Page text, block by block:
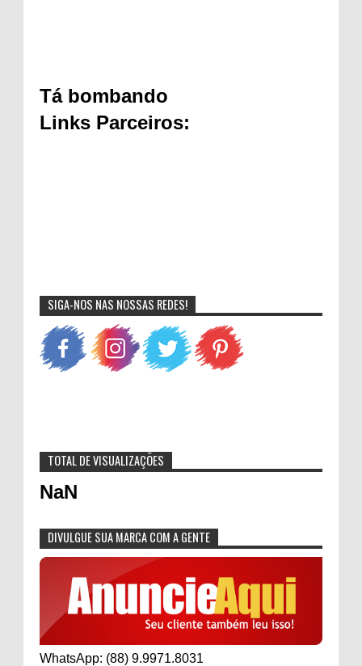
Tá bombando
Links Parceiros:
SIGA-NOS NAS NOSSAS REDES!
TOTAL DE VISUALIZAÇÕES
NaN
DIVULGUE SUA MARCA COM A GENTE
WhatsApp: (88) 9.9971.8031